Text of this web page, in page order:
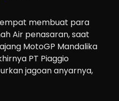
membuat para
Air penasaran, saat
MotoGP Mandalika
PT Piaggio
jagoan anyarnya,